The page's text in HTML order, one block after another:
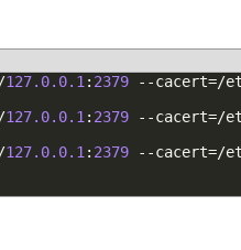
/127.0.0.1 : 2379 --cacert=/
/127.0.0.1 : 2379 --cacert=/
/127.0.0.1 : 2379 --cacert=/